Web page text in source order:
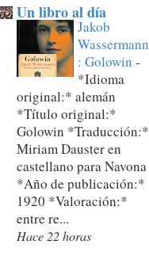
Un libro al día
Jakob
Wassermann
: Golowin -
*Idioma
original:* alemán
*Título original:*
Golowin *Traducción:*
Miriam Dauster en
castellano para Navona
*Año de publicación:*
1920 *Valoración:*
entre re...
Hace 22 horas